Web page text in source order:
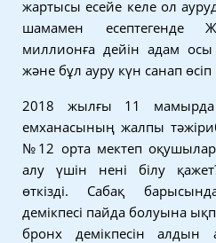
жартысы есейе келе ол
шамамен есептегенде
миллионға дейін адам осы
және бұл ауру күн санап
2018 жылғы 11
емханасының жалпы
№12 орта мектеп
алу үшін нені білу
өткізді. Сабақ
демікпесі пайда болуына
бронх демікпесін